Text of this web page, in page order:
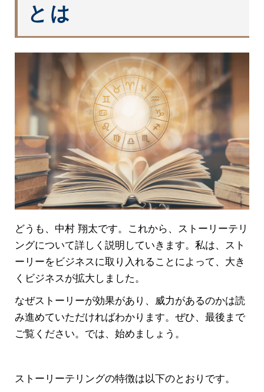
とは
どうも、中村 翔太です。これから、ストーリーテリ
ングについて詳しく説明していきます。私は、スト
ーリーをビジネスに取り入れることによって、大き
くビジネスが拡大しました。
なぜストーリーが効果があり、威力があるのかは読
み進めていただければわかります。ぜひ、最後まで
ご覧ください。では、始めましょう。
ストーリーテリングの特徴は以下のとおりです。